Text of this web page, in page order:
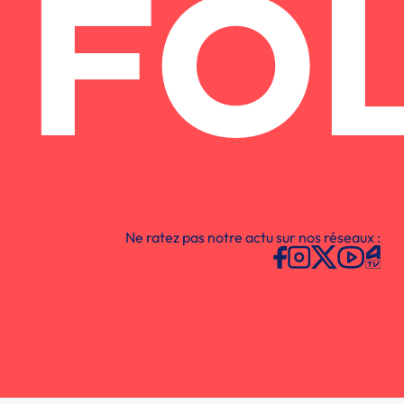
Ne ratez pas notre actu sur nos réseaux :